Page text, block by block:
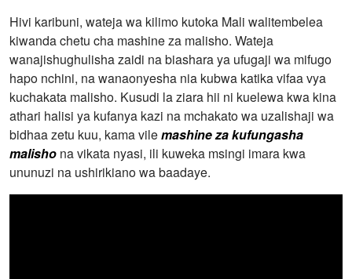
Hivi karibuni, wateja wa kilimo kutoka Mali walitembelea
kiwanda chetu cha mashine za malisho. Wateja
wanajishughulisha zaidi na biashara ya ufugaji wa mifugo
hapo nchini, na wanaonyesha nia kubwa katika vifaa vya
kuchakata malisho. Kusudi la ziara hii ni kuelewa kwa kina
athari halisi ya kufanya kazi na mchakato wa uzalishaji wa
bidhaa zetu kuu, kama vilemashine za kufungasha
malisho na vikata nyasi, ili kuweka msingi imara kwa
ununuzi na ushirikiano wa baadaye.